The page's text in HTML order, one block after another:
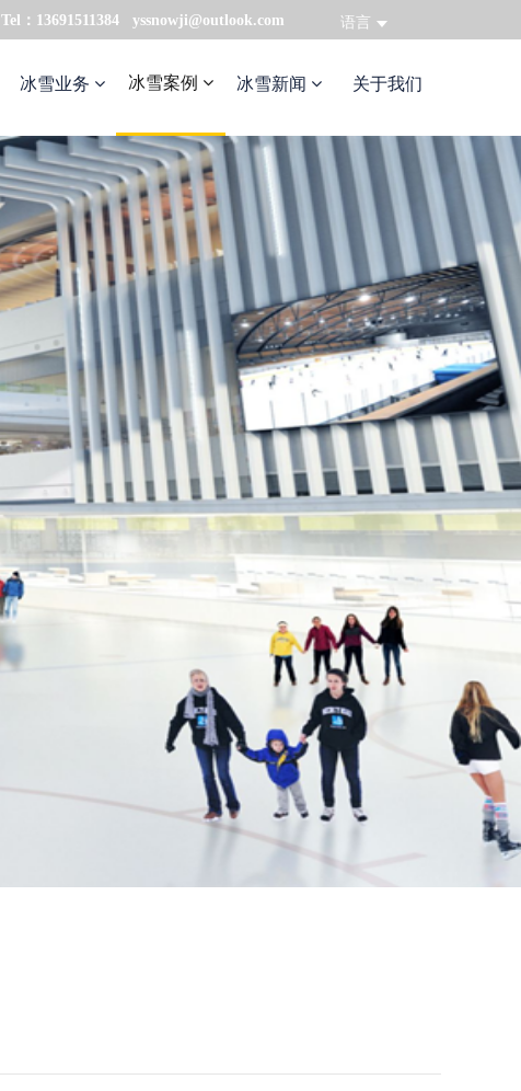
Tel：13691511384 yssnowji@outlook.com 语言
冰雪业务 冰雪案例 冰雪新闻 关于我们